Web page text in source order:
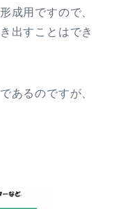
成用ですので、
出すことはでき
あるのですが、